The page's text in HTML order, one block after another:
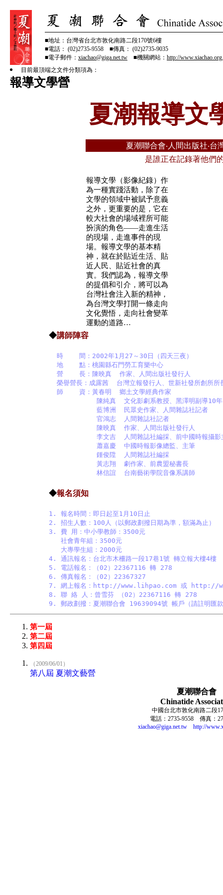
■地址：台灣省台北市敦化南路二段170號6樓
■電話： (02)2735-9558 ■傳真： (02)2735-9035
■電子郵件： xiachao@giga.net.tw ■機關網站： http://
目前最頂端之文件分類項為：
報導文學營
夏潮報導文
夏潮聯合會‧人間出版社‧台
是誰正在記錄著他們
報導文學（影像紀錄）作
為一種實踐活動，除了在
文學的領域中被賦予意義
之外，更重要的是，它在
較大社會的場域裡所可能
扮演的角色——走進生活
的現場，走進事件的現
場。報導文學的基本精
神，就在於貼近生活、貼
近人民、貼近社會的真
實。我們認為，報導文學
的提倡和引介，將可以為
台灣社會注入新的精神，
為台灣文學打開一條走向
文化覺悟，走向社會變革
運動的道路…
◆講師陣容
時    間：2002年1月27～30日（四天三夜）
  地    點：桃園縣石門勞工育樂中心
  營    長：陳映真  作家、人間出版社發行人
榮譽營長：成露茜  台灣立報發行人、世新社發所創所所
  師    資：黃春明  鄉土文學經典作家
            陳純真  文化影劇系教授、黑澤明副導10年
            藍博洲  民眾史作家、人間雜誌社記者
            官鴻志  人間雜誌社記者
            陳映真  作家、人間出版社發行人
李文吉  人間雜誌社編採、前中國時報攝影
            蕭嘉慶  中國時報影像總監、主筆
            鍾俊陞  人間雜誌社編採
            黃志翔  劇作家、前農盟秘書長
            林信誼  台南藝術學院音像系講師
◆報名須知
1. 報名時間：即日起至1月10日止
2. 招生人數：100人（以郵政劃撥日期為準，額滿為止）
3. 費 用：中小學教師：3500元
   社會青年組：3500元
   大專學生組：2000元
4. 通訊報名：台北市木柵路一段17巷1號 轉立報大樓4樓
5. 電話報名：（02）22367116 轉 278
6. 傳真報名：（02）22367327
7. 網上報名：http://www.lihpao.com 或 http://
8. 聯 絡 人：曾雪芬 （02）22367116 轉 278
9. 郵政劃撥：夏潮聯合會 19639094號 帳戶（請註明匯
第一屆
第二屆
第四屆
（2009/06/01）
第八屆 夏潮文藝營
夏潮聯合會
Chinatide
中國台北市敦化南路二段
電話：2735-9558 傳真：
xiachao@giga.net.tw
http://